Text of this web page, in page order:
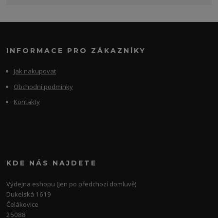
INFORMACE PRO ZÁKAZNÍKY
Jak nakupovat
Obchodní podmínky
Kontakty
KDE NÁS NAJDETE
Výdejna eshopu (jen po předchozí domluvě)
Dukelská 1619
Čelákovice
25088